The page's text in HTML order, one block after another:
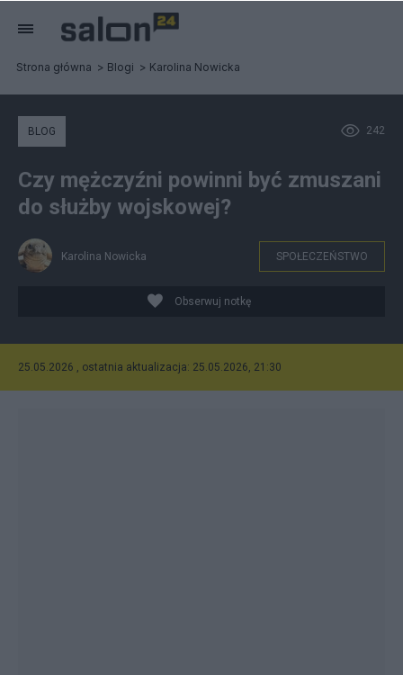
Strona główna Blogi Karolina Nowicka
242
BLOG
Czy mężczyźni powinni być zmuszani
do służby wojskowej?
Karolina Nowicka SPOŁECZEŃSTWO
Obserwuj notkę
25.05.2026 , ostatnia aktualizacja: 25.05.2026, 21:30